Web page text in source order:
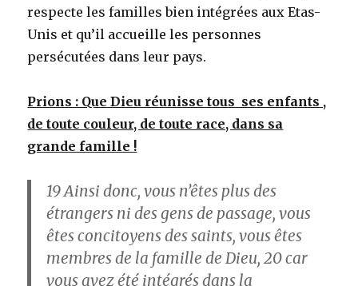
respecte les familles bien intégrées aux Etas-
Unis et qu’il accueille les personnes
persécutées dans leur pays.
Prions : Que Dieu réunisse tous ses enfants ,
de toute couleur, de toute race, dans sa
grande famille !
19Ainsi donc, vous n’êtes plus des
étrangers ni des gens de passage, vous
êtes concitoyens des saints, vous êtes
membres de la famille de Dieu,20car
vous avez été intégrés dans la